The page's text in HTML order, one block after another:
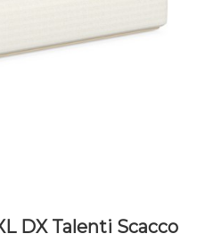
DX Talenti Scacco